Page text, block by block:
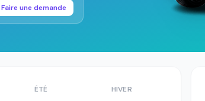
Faire une demande
ÉTÉ HIVER